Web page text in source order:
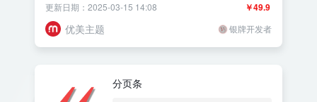
￥49.9
更新日期：2025-03-15 14:08
优美主题 银牌开发者
分页条